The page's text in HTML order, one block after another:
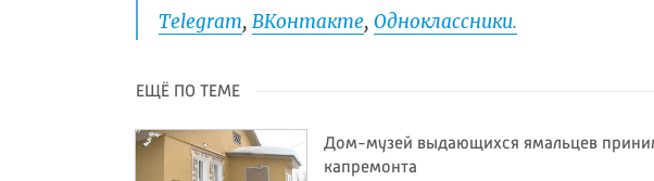
Telegram,ВКонтакте,Одноклассники.
ЕЩЁ ПО ТЕМЕ
Дом-музей выдающихся ямальцев
капремонта